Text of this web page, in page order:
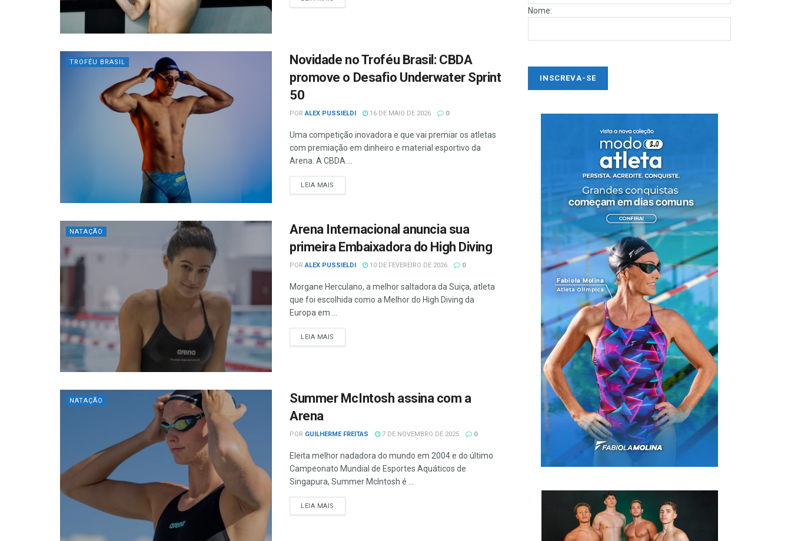
TROFÉU BRASIL
Novidade no Troféu Brasil: CBDA
promove o Desafio Underwater Sprint
50
POR ALEX PUSSIELDI 16 DE MAIO DE 2026 0
Uma competição inovadora e que vai premiar os atletas
com premiação em dinheiro e material esportivo da
Arena. A CBDA ...
LEIA MAIS
NATAÇÃO
Arena Internacional anuncia sua
primeira Embaixadora do High Diving
POR ALEX PUSSIELDI 10 DE FEVEREIRO DE 2026 0
Morgane Herculano, a melhor saltadora da Suiça, atleta
que foi escolhida como a Melhor do High Diving da
Europa em ...
LEIA MAIS
NATAÇÃO
Summer McIntosh assina com a
Arena
POR GUILHERME FREITAS 7 DE NOVEMBRO DE 2025 0
Eleita melhor nadadora do mundo em 2004 e do último
Campeonato Mundial de Esportes Aquáticos de
Singapura, Summer McIntosh é ...
LEIA MAIS
Nome: